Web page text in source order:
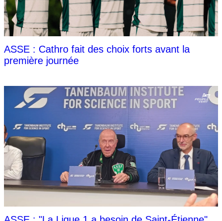
ASSE : Cathro fait des choix forts avant la
première journée